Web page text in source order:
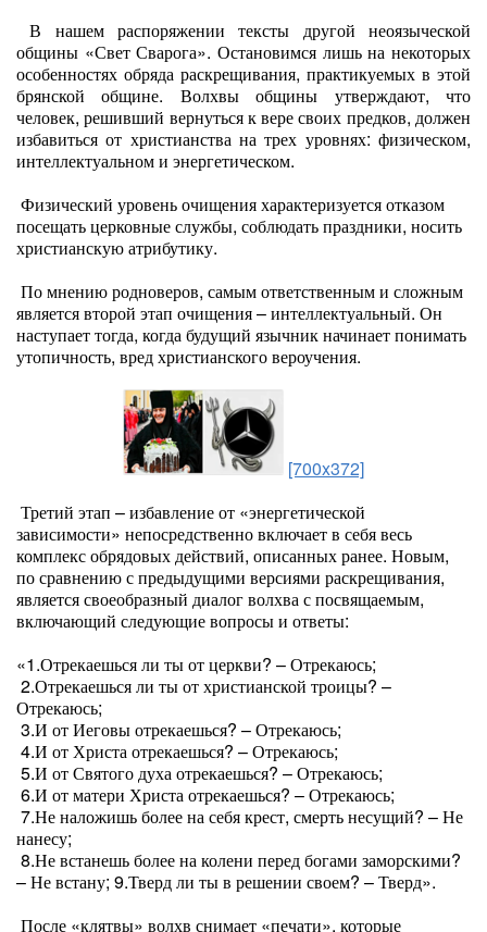
В нашем распоряжении тексты другой неоязыческой
общины «Свет Сварога». Остановимся лишь на некоторых
особенностях обряда раскрещивания, практикуемых в этой
брянской общине. Волхвы общины утверждают, что
человек, решивший вернуться к вере своих предков, должен
избавиться от христианства на трех уровнях: физическом,
интеллектуальном и энергетическом.
Физический уровень очищения характеризуется отказом
посещать церковные службы, соблюдать праздники, носить
христианскую атрибутику.
По мнению родноверов, самым ответственным и сложным
является второй этап очищения – интеллектуальный. Он
наступает тогда, когда будущий язычник начинает понимать
утопичность, вред христианского вероучения.
[700x372]
Третий этап – избавление от «энергетической
зависимости» непосредственно включает в себя весь
комплекс обрядовых действий, описанных ранее. Новым,
по сравнению с предыдущими версиями раскрещивания,
является своеобразный диалог волхва с посвящаемым,
включающий следующие вопросы и ответы:
«1.Отрекаешься ли ты от церкви? – Отрекаюсь;
2.Отрекаешься ли ты от христианской троицы? –
Отрекаюсь;
3.И от Иеговы отрекаешься? – Отрекаюсь;
4.И от Христа отрекаешься? – Отрекаюсь;
5.И от Святого духа отрекаешься? – Отрекаюсь;
6.И от матери Христа отрекаешься? – Отрекаюсь;
7.Не наложишь более на себя крест, смерть несущий? – Не
нанесу;
8.Не встанешь более на колени перед богами заморскими?
– Не встану; 9.Тверд ли ты в решении своем? – Тверд».
После «клятвы» волхв снимает «печати», которые